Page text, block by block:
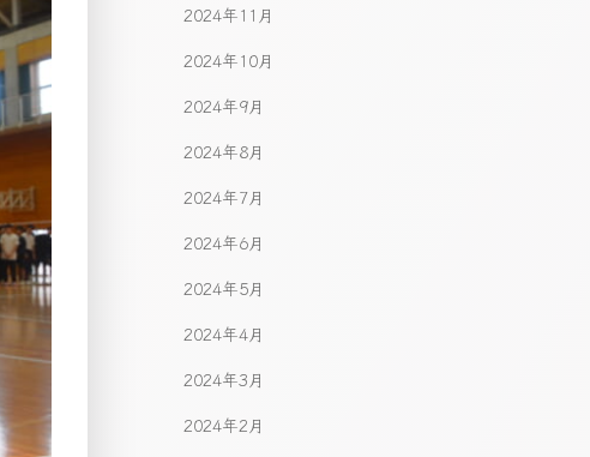
2024年11月
2024年10月
2024年9月
2024年8月
2024年7月
2024年6月
2024年5月
2024年4月
2024年3月
2024年2月